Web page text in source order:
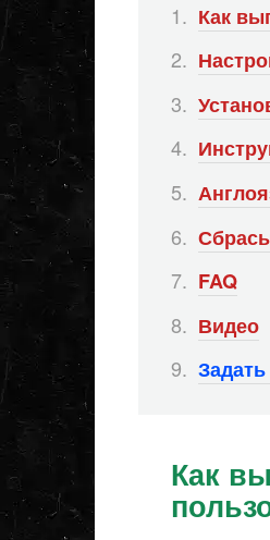
Как
FAQ
Видео
Как